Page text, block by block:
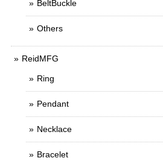
BeltBuckle
Others
ReidMFG
Ring
Pendant
Necklace
Bracelet